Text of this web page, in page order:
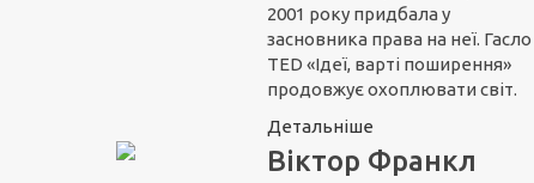
2001 року придбала у
засновника права на неї. Гасло
TED «Ідеї, варті поширення»
продовжує охоплювати світ.
Детальніше
Віктор Франкл